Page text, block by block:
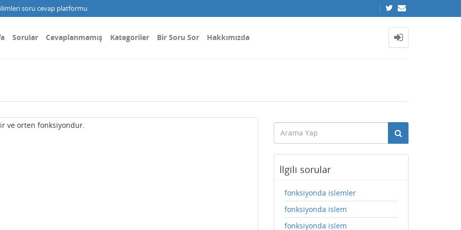
soru cevap platformu
Sorular Cevaplanmamış Kategoriler Bir Soru Sor Hakkımızda
ve orten fonksiyondur.
İlgili sorular
fonksiyonda islemler
fonksiyonda islem
fonksiyonda islem